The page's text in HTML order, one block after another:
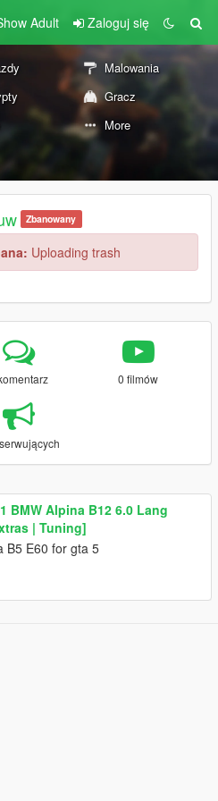
Adult Zaloguj się
Malowania
Gracz
More
Zbanowany
Uploading trash
0 filmów
BMW Alpina B12 6.0 Lang
| Tuning]
B5 E60 for gta 5